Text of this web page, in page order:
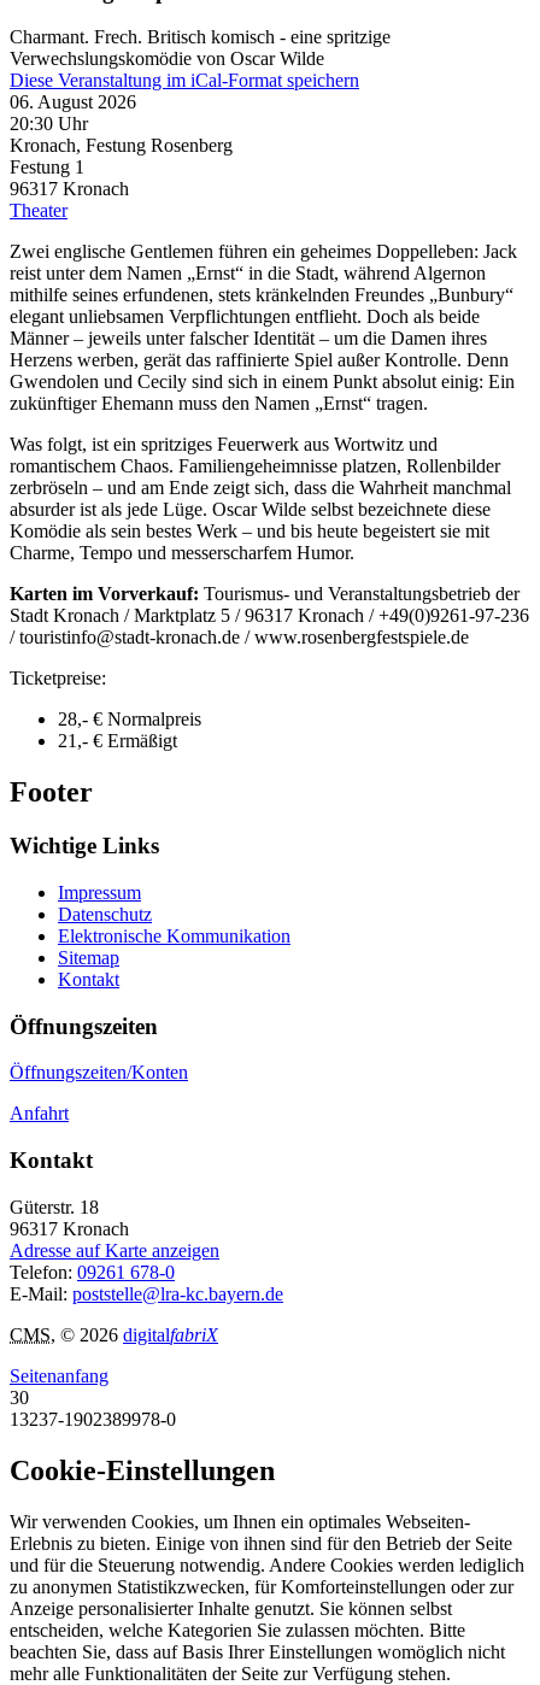
Charmant. Frech. Britisch komisch - eine spritzige
Verwechslungskomödie von Oscar Wilde
Diese Veranstaltung im iCal-Format speichern
06. August 2026
20:30 Uhr
Kronach, Festung Rosenberg
Festung 1
96317 Kronach
Theater
Zwei englische Gentlemen führen ein geheimes Doppelleben: Jack
reist unter dem Namen „Ernst“ in die Stadt, während Algernon
mithilfe seines erfundenen, stets kränkelnden Freundes „Bunbury“
elegant unliebsamen Verpflichtungen entflieht. Doch als beide
Männer – jeweils unter falscher Identität – um die Damen ihres
Herzens werben, gerät das raffinierte Spiel außer Kontrolle. Denn
Gwendolen und Cecily sind sich in einem Punkt absolut einig: Ein
zukünftiger Ehemann muss den Namen „Ernst“ tragen.
Was folgt, ist ein spritziges Feuerwerk aus Wortwitz und
romantischem Chaos. Familiengeheimnisse platzen, Rollenbilder
zerbröseln – und am Ende zeigt sich, dass die Wahrheit manchmal
absurder ist als jede Lüge. Oscar Wilde selbst bezeichnete diese
Komödie als sein bestes Werk – und bis heute begeistert sie mit
Charme, Tempo und messerscharfem Humor.
Karten im Vorverkauf: Tourismus- und Veranstaltungsbetrieb der
Stadt Kronach / Marktplatz 5 / 96317 Kronach / +49(0)9261-97-236
/ touristinfo@stadt-kronach.de / www.rosenbergfestspiele.de
Ticketpreise:
28,- € Normalpreis
21,- € Ermäßigt
Footer
Wichtige Links
Impressum
Datenschutz
Elektronische Kommunikation
Sitemap
Kontakt
Öffnungszeiten
Öffnungszeiten/Konten
Anfahrt
Kontakt
Güterstr. 18
96317 Kronach
Adresse auf Karte anzeigen
Telefon: 09261 678-0
E-Mail: poststelle@lra-kc.bayern.de
CMS, © 2026 digitalfabriX
Seitenanfang
30
13237-1902389978-0
Cookie-Einstellungen
Wir verwenden Cookies, um Ihnen ein optimales Webseiten-
Erlebnis zu bieten. Einige von ihnen sind für den Betrieb der Seite
und für die Steuerung notwendig. Andere Cookies werden lediglich
zu anonymen Statistikzwecken, für Komforteinstellungen oder zur
Anzeige personalisierter Inhalte genutzt. Sie können selbst
entscheiden, welche Kategorien Sie zulassen möchten. Bitte
beachten Sie, dass auf Basis Ihrer Einstellungen womöglich nicht
mehr alle Funktionalitäten der Seite zur Verfügung stehen.